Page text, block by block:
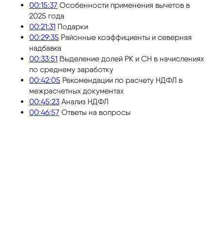
00:15:37 Особенности применения вычетов в
2025 года
00:21:31 Подарки
00:29:35 Районные коэффициенты и северная
надбавка
00:33:51 Выделение долей РК и СН в начислениях
по среднему заработку
00:42:05 Рекомендации по расчету НДФЛ в
межрасчетных документах
00:45:23 Анализ НДФЛ
00:46:57 Ответы на вопросы